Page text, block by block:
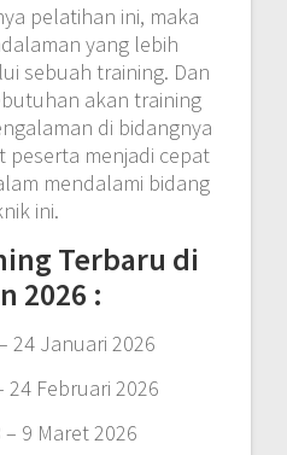
pelatihan ini, maka
yang lebih
sebuah training. Dan
akan training
di bidangnya
peserta menjadi cepat
mendalami bidang
ini.
Terbaru di
2026 :
24 Januari 2026
24 Februari 2026
– 9 Maret 2026